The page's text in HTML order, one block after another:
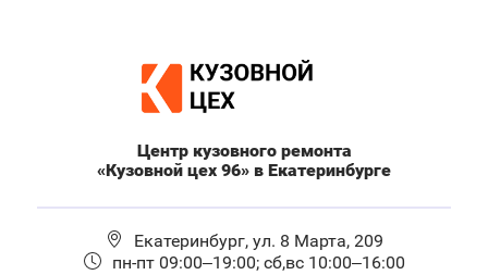
Центр кузовного ремонта
«Кузовной цех 96» в Екатеринбурге
Екатеринбург, ул. 8 Марта, 209
пн-пт 09:00–19:00; сб,вс 10:00–16:00